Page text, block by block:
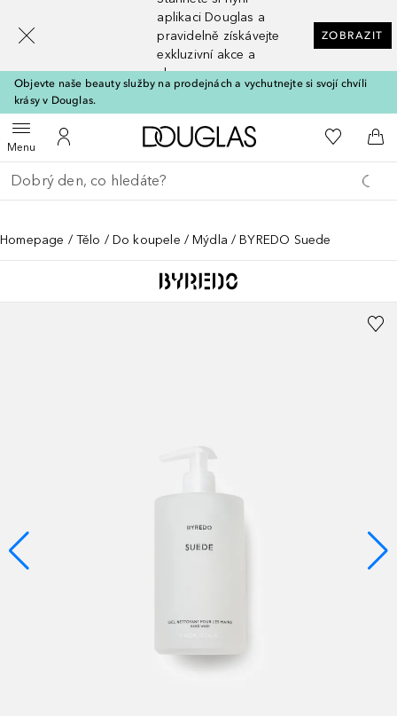
aplikaci Douglas a
pravidelně získávejte
exkluzivní akce a
slevy
ZOBRAZIT
Objevte naše beauty služby na prodejnách a vychutnejte si svojí chvíli
krásy v Douglas.
MenuOtevřít menuK mému účtu
Domů K mému
Do
Vraťte se
Proveďte vyhledávání
Homepage Tělo Do koupele Mýdla BYREDO Suede
[navigation.slideout.screenreader]